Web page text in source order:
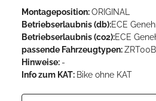
Montageposition:ORIGINAL
Betriebserlaubnis (db):ECE
Betriebserlaubnis (co2):ECE
passende Fahrzeugtypen:ZRT00B
Hinweise: -
Info zum KAT: Bike ohne KAT